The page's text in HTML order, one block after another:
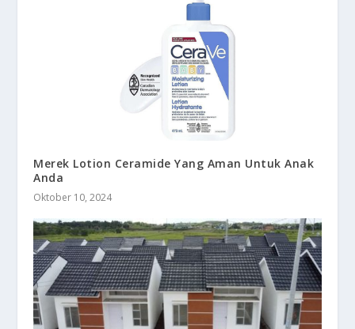
Merek Lotion Ceramide Yang Aman Untuk Anak
Anda
Oktober 10, 2024